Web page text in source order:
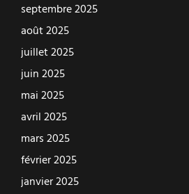
septembre 2025
août 2025
juillet 2025
juin 2025
mai 2025
avril 2025
mars 2025
février 2025
janvier 2025